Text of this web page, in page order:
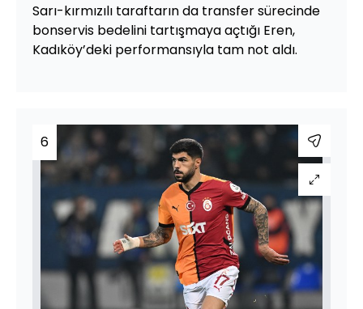
Sarı-kırmızılı taraftarın da transfer sürecinde
bonservis bedelini tartışmaya açtığı Eren,
Kadıköy’deki performansıyla tam not aldı.
6